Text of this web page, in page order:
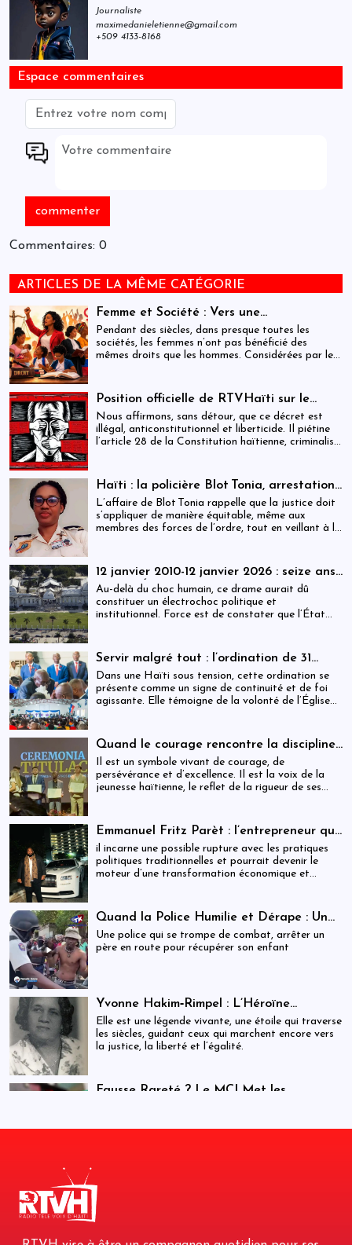
Journaliste
maximedanieletienne@gmail.com
+509 4133-8168
Espace commentaires
Commentaires: 0
ARTICLES DE LA MÊME CATÉGORIE
Femme et Société : Vers une
compréhension sociohistorique de
l’émancipation des femmes à travers le
monde.
Pendant des siècles, dans presque toutes les
sociétés, les femmes n’ont pas bénéficié des
mêmes droits que les hommes. Considérées par les
domaines de l’éducation, du travail, de la politique
et de la famille. Ce combat, principalement initié
par les femmes occidentales, s’est étendu dans les
dernières décennies au monde entier. Il n’est pas
terminé : des millions de femmes doivent encore
participer à la vie politique.
Position officielle de RTVHaïti sur le
décret du 31 décembre 2025
Nous affirmons, sans détour, que ce décret est
illégal, anticonstitutionnel et liberticide. Il piétine
l’article 28 de la Constitution haïtienne, criminalise
démocratie : la presse.
Haïti : la policière Blot Tonia, arrestation
et accouchement en détention
L’affaire de Blot Tonia rappelle que la justice doit
s’appliquer de manière équitable, même aux
membres des forces de l’ordre, tout en veillant à la
12 janvier 2010-12 janvier 2026 : seize ans
après, l’État haïtien face à son échec
Au-delà du choc humain, ce drame aurait dû
constituer un électrochoc politique et
institutionnel. Force est de constater que l’État
Servir malgré tout : l’ordination de 31
ministres dans une Haïti sous tension
Dans une Haïti sous tension, cette ordination se
présente comme un signe de continuité et de foi
agissante. Elle témoigne de la volonté de l’Église
Quand le courage rencontre la discipline :
Cliff EXAVIER, de Delmas au Chili, un
symbole de rigueur et de réussite
Il est un symbole vivant de courage, de
persévérance et d’excellence. Il est la voix de la
jeunesse haïtienne, le reflet de la rigueur de ses
aujourd’hui avec la gloire méritée, l’honneur
familial, et la fierté d’Haïti dans son cœur.
Emmanuel Fritz Parèt : l’entrepreneur qui
vise la Primature haïtienne
il incarne une possible rupture avec les pratiques
politiques traditionnelles et pourrait devenir le
moteur d’une transformation économique et
Quand la Police Humilie et Dérape : Un
Dreadlock Arrêté, un Enfant qui Attend,
et un Discours Officiel qui Frôle le
Une police qui se trompe de combat, arrêter un
père en route pour récupérer son enfant
Yvonne Hakim‑Rimpel : L’Héroïne
Lumineuse de l’Histoire Haïtienne et des
Droits Humains
Elle est une légende vivante, une étoile qui traverse
les siècles, guidant ceux qui marchent encore vers
la justice, la liberté et l’égalité.
Fausse Rareté ? Le MCI Met les
l’ingérence déguisée
Ce document du BINUH ne fera pas avancer le
pays d’un millimètre. Il ne sauvera personne. Il ne